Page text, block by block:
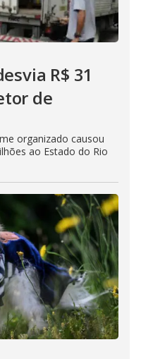
R$ 31
de
organizado causou
ao Estado do Rio